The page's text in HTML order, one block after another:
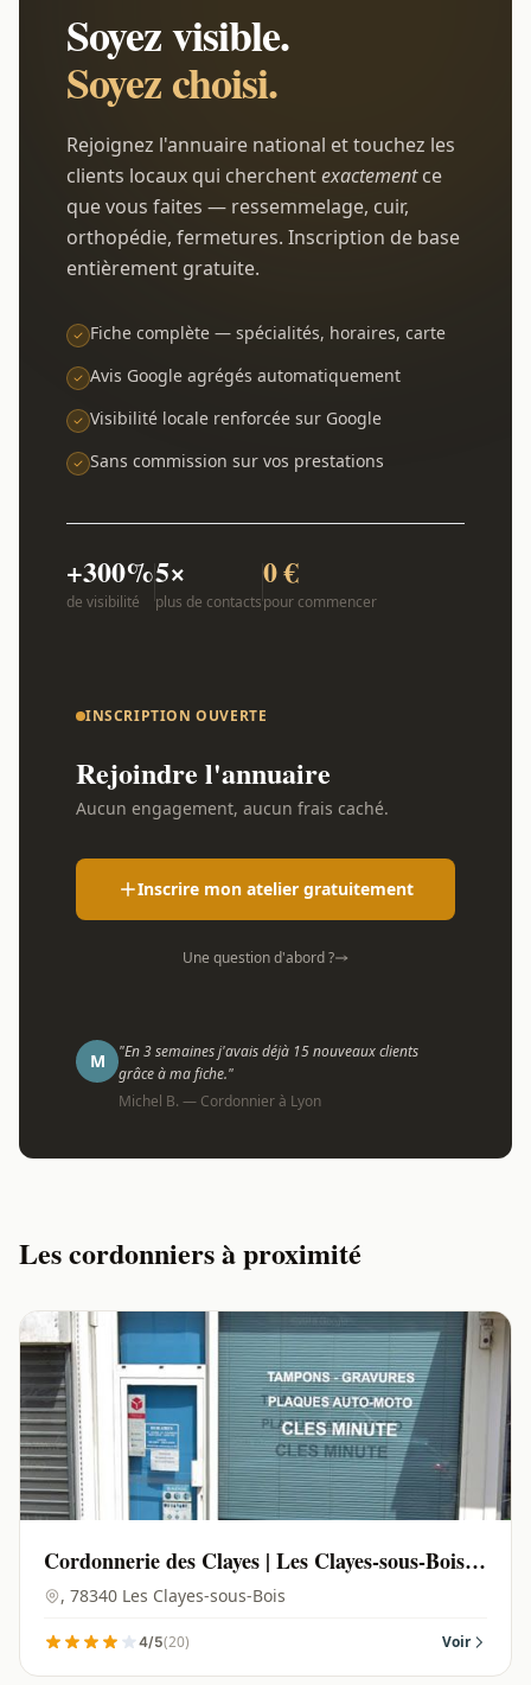
Soyez visible.
Soyez choisi.
Rejoignez l'annuaire national et touchez les
clients locaux qui cherchentexactementce
que vous faites — ressemmelage, cuir,
orthopédie, fermetures. Inscription de base
entièrement gratuite.
Fiche complète — spécialités, horaires, carte
Avis Google agrégés automatiquement
Visibilité locale renforcée sur Google
Sans commission sur vos prestations
+300%
de visibilité
5×
plus de contacts
0 €
pour commencer
INSCRIPTION OUVERTE
Rejoindre l'annuaire
Aucun engagement, aucun frais caché.
Inscrire mon atelier gratuitement
Une question d'abord ?
M
"En 3 semaines j'avais déjà 15 nouveaux clients
grâce à ma fiche."
Michel B. — Cordonnier à Lyon
Les cordonniers à proximité
Cordonnerie des Clayes | Les Clayes-sous-Bois -
78340
, 78340 Les Clayes-sous-Bois
4/5(20) Voir